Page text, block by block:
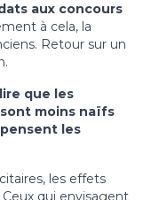
aux concours
à cela, la
Retour sur un
que les
moins naïfs
les
les effets
qui envisagent